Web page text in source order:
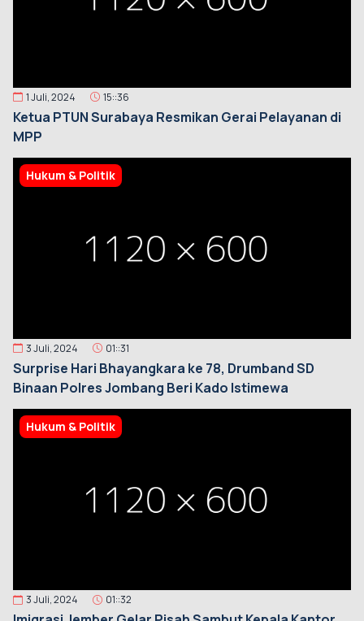
1 Juli, 2024 15::36
Ketua PTUN Surabaya Resmikan Gerai Pelayanan di
MPP
Hukum & Politik
3 Juli, 2024 01::31
Surprise Hari Bhayangkara ke 78, Drumband SD
Binaan Polres Jombang Beri Kado Istimewa
Hukum & Politik
3 Juli, 2024 01::32